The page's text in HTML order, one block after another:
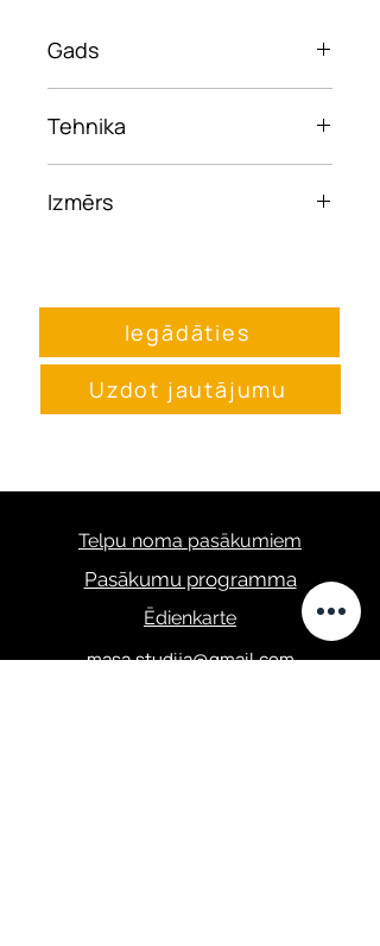
Gads
Tehnika
Izmērs
Iegādāties
Uzdot jautājumu
Telpu noma pasākumiem
Pasākumu programma
Ēdienkarte
masa.studija@gmail.com